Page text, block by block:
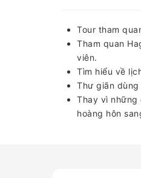
Tour tham
Tham quan
viên.
Tìm hiểu về
Thư giãn
Thay vì những
hoàng hôn